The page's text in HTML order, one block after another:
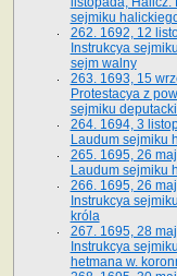
sejmiku
262. 1692, 12
Instrukcya
sejm walny
263. 1693, 15
Protestacya z
sejmiku
264. 1694, 3
Laudum sejmiku
265. 1695, 26
Laudum sejmiku
266. 1695, 26
Instrukcya
króla
267. 1695, 28
Instrukcya
hetmana w.